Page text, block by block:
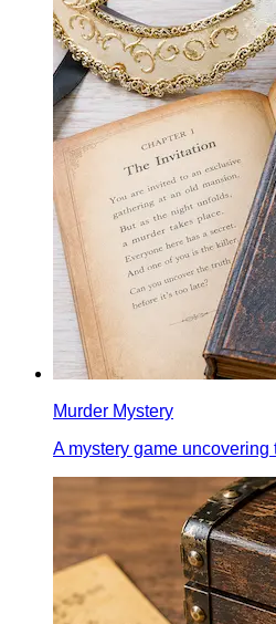
Murder Mystery
A mystery game uncovering